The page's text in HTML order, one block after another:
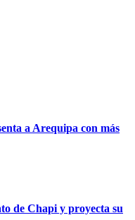
a Arequipa con más
de Chapi y proyecta su